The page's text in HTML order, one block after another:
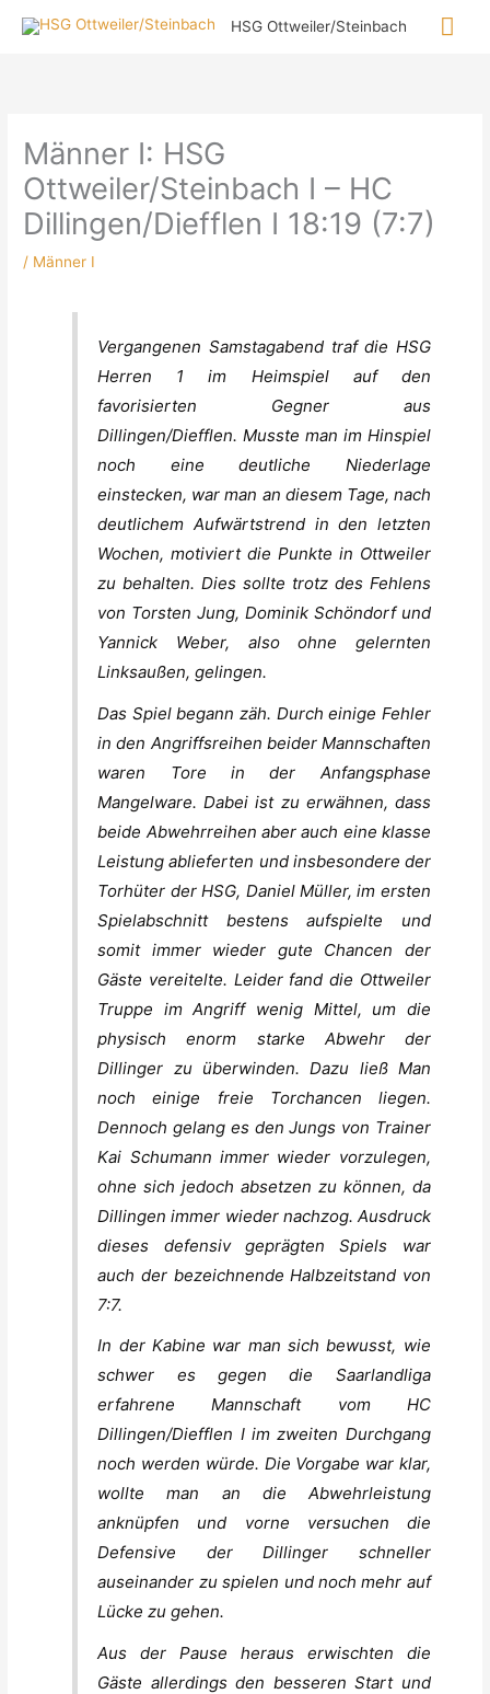
Inhalt
HSG Ottweiler/Steinbach
Männer I: HSG
Ottweiler/Steinbach I – HC
Dillingen/Diefflen I 18:19 (7:7)
/ Männer I
Vergangenen Samstagabend traf die HSG
Herren 1 im Heimspiel auf den
favorisierten Gegner aus
Dillingen/Diefflen. Musste man im Hinspiel
noch eine deutliche Niederlage
einstecken, war man an diesem Tage, nach
deutlichem Aufwärtstrend in den letzten
Wochen, motiviert die Punkte in Ottweiler
zu behalten. Dies sollte trotz des Fehlens
von Torsten Jung, Dominik Schöndorf und
Yannick Weber, also ohne gelernten
Linksaußen, gelingen.
Das Spiel begann zäh. Durch einige Fehler
in den Angriffsreihen beider Mannschaften
waren Tore in der Anfangsphase
Mangelware. Dabei ist zu erwähnen, dass
beide Abwehrreihen aber auch eine klasse
Leistung ablieferten und insbesondere der
Torhüter der HSG, Daniel Müller, im ersten
Spielabschnitt bestens aufspielte und
somit immer wieder gute Chancen der
Gäste vereitelte. Leider fand die Ottweiler
Truppe im Angriff wenig Mittel, um die
physisch enorm starke Abwehr der
Dillinger zu überwinden. Dazu ließ Man
noch einige freie Torchancen liegen.
Dennoch gelang es den Jungs von Trainer
Kai Schumann immer wieder vorzulegen,
ohne sich jedoch absetzen zu können, da
Dillingen immer wieder nachzog. Ausdruck
dieses defensiv geprägten Spiels war
auch der bezeichnende Halbzeitstand von
7:7.
In der Kabine war man sich bewusst, wie
schwer es gegen die Saarlandliga
erfahrene Mannschaft vom HC
Dillingen/Diefflen I im zweiten Durchgang
noch werden würde. Die Vorgabe war klar,
wollte man an die Abwehrleistung
anknüpfen und vorne versuchen die
Defensive der Dillinger schneller
auseinander zu spielen und noch mehr auf
Lücke zu gehen.
Aus der Pause heraus erwischten die
Gäste allerdings den besseren Start und